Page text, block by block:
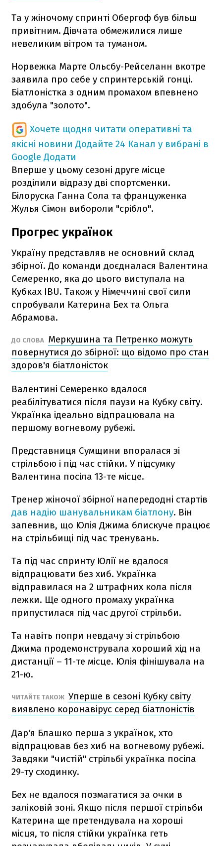
Та у жіночому спринті Обергоф був більш
привітним. Дівчата обмежилися лише
невеликим вітром та туманом.
Норвежка Марте Ольсбу-Рейселанн вкотре
заявила про себе у спринтерській гонці.
Біатлоністка з одним промахом впевнено
здобула "золото".
Хочете щодня читати оперативні та
якісні новини Додайте 24 Канал у вибрані в
Google Додати
Вперше у цьому сезоні друге місце
розділили відразу дві спортсменки.
Білоруска Ганна Сола та француженка
Жулья Сімон вибороли "срібло".
Прогрес українок
Україну представляв не основний склад
збірної. До команди доєдналася Валентина
Семеренко, яка до цього виступала на
Кубках IBU. Також у Німеччині свої сили
спробували Катерина Бех та Ольга
Абрамова.
ДО СЛОВА Меркушина та Петренко можуть
повернутися до збірної: що відомо про стан
здоров'я біатлоністок
Валентині Семеренко вдалося
реабілітуватися після паузи на Кубку світу.
Українка ідеально відпрацювала на
першому вогневому рубежі.
Представниця Сумщини впоралася зі
стрільбою і під час стійки. У підсумку
Валентина посіла 13-те місце.
Тренер жіночої збірної напередодні стартів
дав надію шанувальникам біатлону. Він
запевнив, що Юлія Джима блискуче працює
на стрільбищі під час тренувань.
Та під час спринту Юлії не вдалося
відпрацювати без хиб. Українка
відправилася на 2 штрафних кола після
лежки. Ще одного промаху українка
припустилася під час другої стрільби.
Та навіть попри невдачу зі стрільбою
Джима продемонструвала хороший хід на
дистанції – 11-те місце. Юлія фінішувала на
21-ю.
ЧИТАЙТЕ ТАКОЖ Уперше в сезоні Кубку світу
виявлено коронавірус серед біатлоністів
Дар'я Блашко перша з українок, хто
відпрацював без хиб на вогневому рубежі.
Завдяки "чистій" стрільбі українка посіла
29-ту сходинку.
Бех не вдалося позмагатися за очки в
заліковій зоні. Якщо після першої стрільби
Катерина ще претендувала на хороші
місця, то після стійки українка геть